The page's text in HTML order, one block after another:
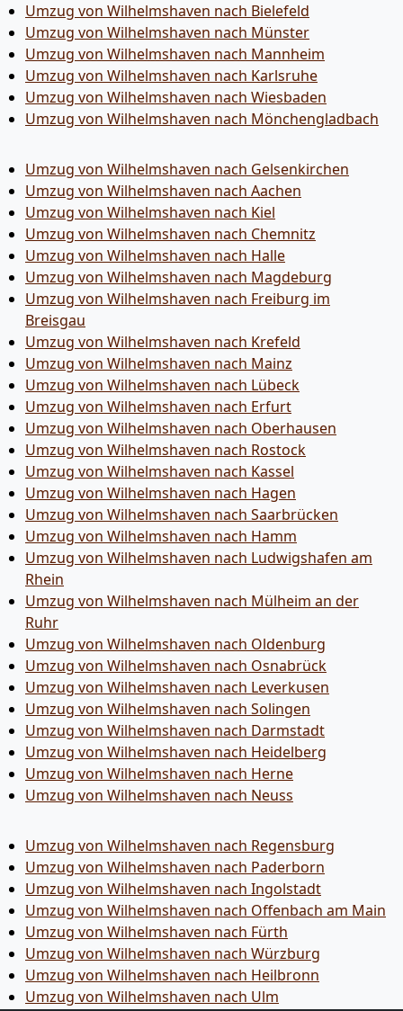
Umzug von Wilhelmshaven nach Bielefeld
Umzug von Wilhelmshaven nach Münster
Umzug von Wilhelmshaven nach Mannheim
Umzug von Wilhelmshaven nach Karlsruhe
Umzug von Wilhelmshaven nach Wiesbaden
Umzug von Wilhelmshaven nach Mönchen­gladbach
Umzug von Wilhelmshaven nach Gelsenkirchen
Umzug von Wilhelmshaven nach Aachen
Umzug von Wilhelmshaven nach Kiel
Umzug von Wilhelmshaven nach Chemnitz
Umzug von Wilhelmshaven nach Halle
Umzug von Wilhelmshaven nach Magdeburg
Umzug von Wilhelmshaven nach Freiburg im
Breisgau
Umzug von Wilhelmshaven nach Krefeld
Umzug von Wilhelmshaven nach Mainz
Umzug von Wilhelmshaven nach Lübeck
Umzug von Wilhelmshaven nach Erfurt
Umzug von Wilhelmshaven nach Oberhausen
Umzug von Wilhelmshaven nach Rostock
Umzug von Wilhelmshaven nach Kassel
Umzug von Wilhelmshaven nach Hagen
Umzug von Wilhelmshaven nach Saarbrücken
Umzug von Wilhelmshaven nach Hamm
Umzug von Wilhelmshaven nach Ludwigshafen am
Rhein
Umzug von Wilhelmshaven nach Mülheim an der
Ruhr
Umzug von Wilhelmshaven nach Oldenburg
Umzug von Wilhelmshaven nach Osnabrück
Umzug von Wilhelmshaven nach Leverkusen
Umzug von Wilhelmshaven nach Solingen
Umzug von Wilhelmshaven nach Darmstadt
Umzug von Wilhelmshaven nach Heidelberg
Umzug von Wilhelmshaven nach Herne
Umzug von Wilhelmshaven nach Neuss
Umzug von Wilhelmshaven nach Regensburg
Umzug von Wilhelmshaven nach Paderborn
Umzug von Wilhelmshaven nach Ingolstadt
Umzug von Wilhelmshaven nach Offenbach am Main
Umzug von Wilhelmshaven nach Fürth
Umzug von Wilhelmshaven nach Würzburg
Umzug von Wilhelmshaven nach Heilbronn
Umzug von Wilhelmshaven nach Ulm